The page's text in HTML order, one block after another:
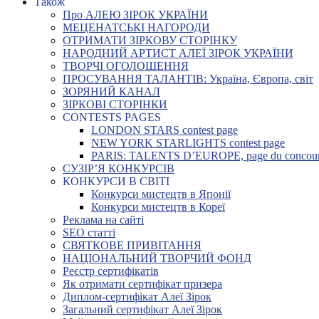
Про АЛЕЮ ЗІРОК УКРАЇНИ
МЕЦЕНАТСЬКІ НАГОРОДИ
ОТРИМАТИ ЗІРКОВУ СТОРІНКУ
НАРОДНИЙ АРТИСТ АЛЕЇ ЗІРОК УКРАЇНИ
ТВОРЧІ ОГОЛОШЕННЯ
ПРОСУВАННЯ ТАЛАНТІВ: Україна, Європа, світ
ЗОРЯНИЙ КАНАЛ
ЗІРКОВІ СТОРІНКИ
CONTESTS PAGES
LONDON STARS contest page
NEW YORK STARLIGHTS contest page
PARIS: TALENTS D’EUROPE, page du
СУЗІР’Я КОНКУРСІВ
КОНКУРСИ В СВІТІ
Конкурси мистецтв в Японії
Конкурси мистецтв в Кореї
Реклама на сайті
SEO статті
СВЯТКОВЕ ПРИВІТАННЯ
НАЦІОНАЛЬНИЙ ТВОРЧИЙ ФОНД
Реєстр сертифікатів
Як отримати сертифікат призера
Диплом-сертифікат Алеї Зірок
Загальний сертифікат Алеї Зірок